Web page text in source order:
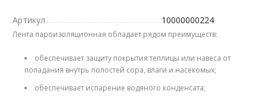
Артикул 10000000224
Лента пароизоляционная обладает рядом преимуществ:
обеспечивает защиту покрытия теплицы или навеса от
попадания внутрь полостей сора, влаги и насекомых;
обеспечивает испарение водяного конденсата;